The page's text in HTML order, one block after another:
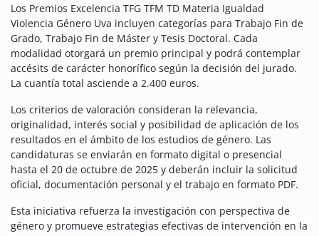
Los Premios Excelencia TFG TFM TD Materia Igualdad
Violencia Género Uva incluyen categorías para Trabajo Fin de
Grado, Trabajo Fin de Máster y Tesis Doctoral. Cada
modalidad otorgará un premio principal y podrá contemplar
accésits de carácter honorífico según la decisión del jurado.
La cuantía total asciende a 2.400 euros.
Los criterios de valoración consideran la relevancia,
originalidad, interés social y posibilidad de aplicación de los
resultados en el ámbito de los estudios de género. Las
candidaturas se enviarán en formato digital o presencial
hasta el 20 de octubre de 2025 y deberán incluir la solicitud
oficial, documentación personal y el trabajo en formato PDF.
Esta iniciativa refuerza la investigación con perspectiva de
género y promueve estrategias efectivas de intervención en la